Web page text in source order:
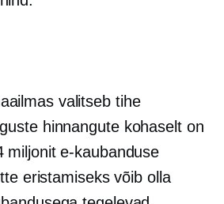
valitseb tihe
hinnangute kohaselt on
miljonit e-kaubanduse
eristamiseks võib olla